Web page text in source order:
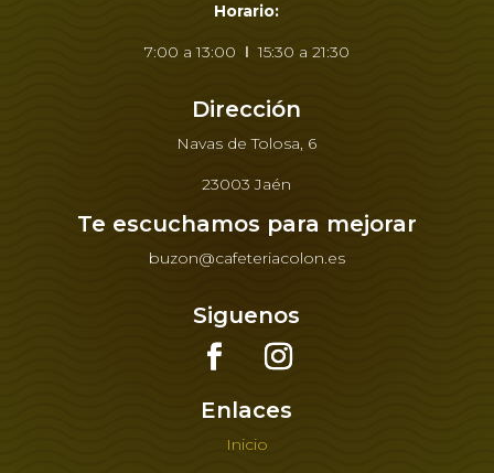
Horario:
7:00 a 13:00 Ι 15:30 a 21:30
Dirección
Navas de Tolosa, 6
23003 Jaén
Te escuchamos para mejorar
buzon@cafeteriacolon.es
Siguenos
Enlaces
Inicio